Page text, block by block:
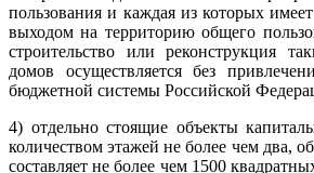
пользования и каждая из которых
выходом на территорию общего
строительство или реконструкция
домов осуществляется без
бюджетной системы Российской
4) отдельно стоящие объекты
количеством этажей не более чем два,
составляет не более чем 1500